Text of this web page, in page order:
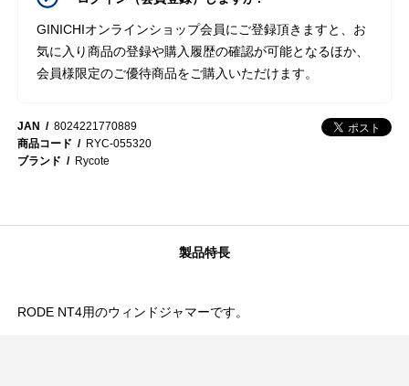
GINICHIオンラインショップ会員にご登録頂きますと、お
気に入り商品の登録や購入履歴の確認が可能となるほか、
会員様限定のご優待商品をご購入いただけます。
JAN
8024221770889
商品コード
RYC-055320
ブランド
Rycote
製品特長
RODE NT4用のウィンドジャマーです。